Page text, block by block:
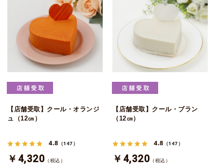
【店舗受取】クール・オランジ
ュ（12㎝）
4.8 （147）
￥4,320 （税込）
【店舗受取】クール・ブラン
（12㎝）
4.8 （147）
￥4,320 （税込）